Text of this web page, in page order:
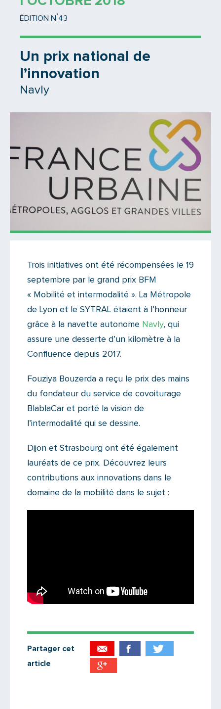
ÉDITION N °43
Un prix national de
l’innovation
Navly
Il n'y a aucun commentaire...
Ajoutez le vôtre
Trois initiatives ont été récompensées le 19
septembre par le grand prix BFM
« Mobilité et intermodalité ». La Métropole
de Lyon et le SYTRAL étaient à l’honneur
grâce à la navette autonome Navly, qui
assure une desserte d’un kilomètre à la
Confluence depuis 2017.
Fouziya Bouzerda a reçu le prix des mains
du fondateur du service de covoiturage
BlablaCar et porté la vision de
l’intermodalité qui se dessine.
Dijon et Strasbourg ont été également
lauréats de ce prix. Découvrez leurs
contributions aux innovations dans le
domaine de la mobilité dans le sujet :
Partager cet
article